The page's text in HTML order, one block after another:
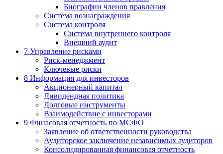
Биографии членов правления
Система вознаграждения
Система контроля
Система внутреннего контроля
Внешний аудит
7 Управление рисками
Риск-менеджмент
Ключевые риски
8 Информация для инвесторов
Акционерный капитал
Дивидендная политика
Долговые инструменты
Взаимодействие с инвеcторами
9 Финасовая отчетность по МСФО
Заявление об ответственности руководства
Аудиторское заключение независимых аудиторов
Консолидированная финансовая отчетность